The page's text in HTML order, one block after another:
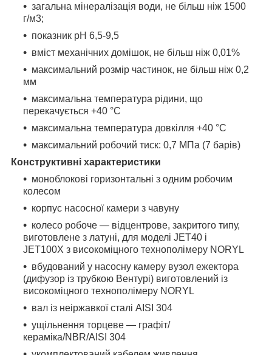
загальна мінералізація води, не більш ніж 1500
г/м3;
показник pH 6,5-9,5
вміст механічних домішок, не більш ніж 0,01%
максимальний розмір частинок, не більш ніж 0,2
мм
максимальна температура рідини, що
перекачується +40 °C
максимальна температура довкілля +40 °C
максимальний робочий тиск: 0,7 МПа (7 барів)
Конструктивні характеристики
моноблокові горизонтальні з одним робочим
колесом
корпус насосної камери з чавуну
колесо робоче — відцентрове, закритого типу,
виготовлене з латуні, для моделі JET40 і
JET100X з високоміцного технополімеру NORYL
вбудований у насосну камеру вузол ежектора
(дифузор із трубкою Вентурі) виготовлений із
високоміцного технополімеру NORYL
вал із неіржавкої сталі AISI 304
ущільнення торцеве — графіт/
кераміка/NBR/AISI 304